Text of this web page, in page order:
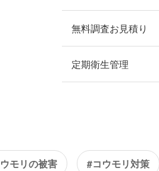
無料調査お見積り
定期衛生管理
モリの被害 #コウモリ対策